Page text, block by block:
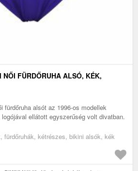
FÜRDŐRUHA ALSÓ, KÉK,
fürdőruha alsót az 1996-os modellek
ellátott egyszerűség volt divatban.
fürdőruhák, kétrészes, bikini alsók, kék